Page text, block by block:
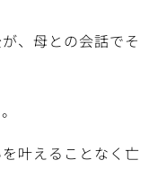
、母との会話でそ
叶えることなく亡